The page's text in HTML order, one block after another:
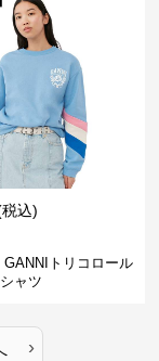
込)
GANNIトリコロール
ャツ
›